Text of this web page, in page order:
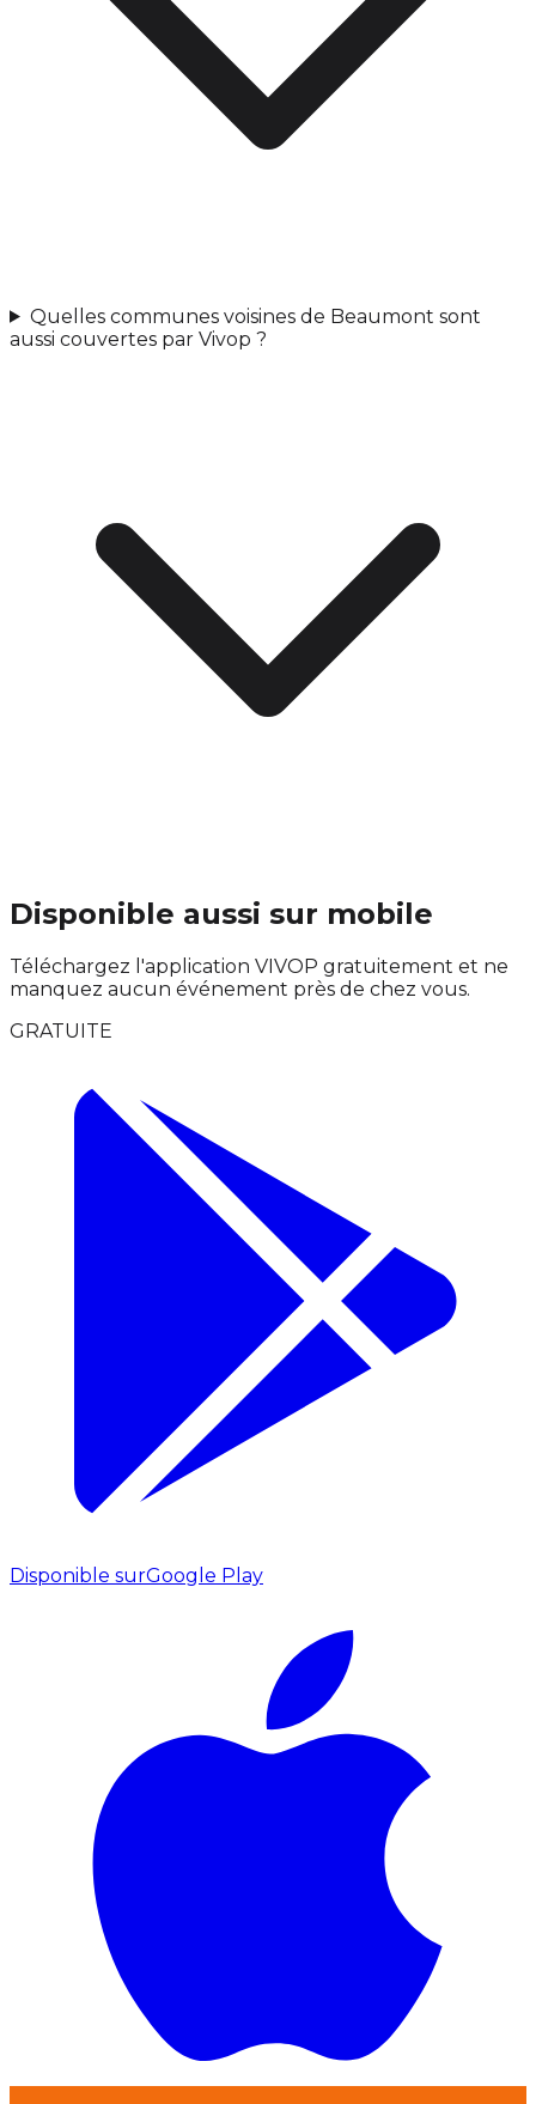
Quelles communes voisines de Beaumont sont
aussi couvertes par Vivop ?
Disponible aussi sur mobile
Téléchargez l'application VIVOP gratuitement et ne
manquez aucun événement près de chez vous.
GRATUITE
Disponible surGoogle Play